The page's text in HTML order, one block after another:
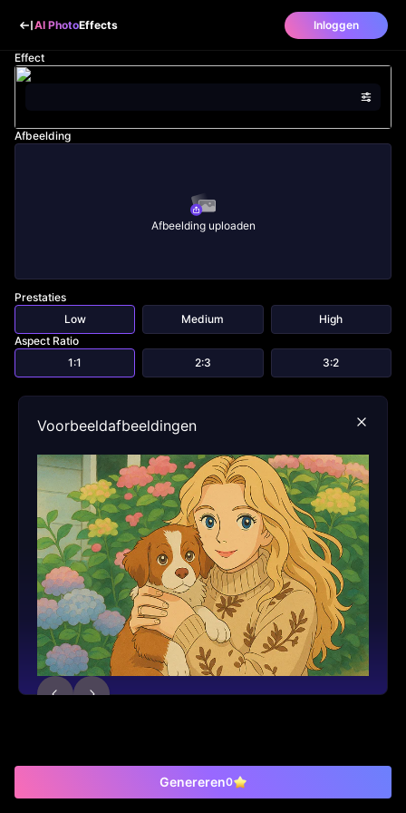
AI PhotoEffects Inloggen
Effect
Afbeelding
Afbeelding uploaden
Prestaties
Low
Medium
High
Aspect Ratio
1:1
2:3 3:2
Genereren0
Voorbeeldafbeeldingen